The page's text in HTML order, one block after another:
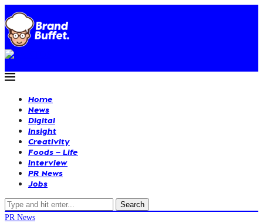
Home
News
Digital
Insight
Creativity
Foods – Life
Interview
PR News
Jobs
Search
PR News